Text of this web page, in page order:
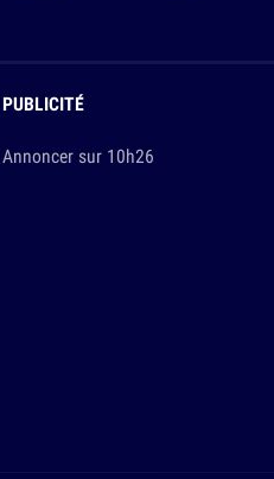
PUBLICITÉ
Annoncer sur 10h26